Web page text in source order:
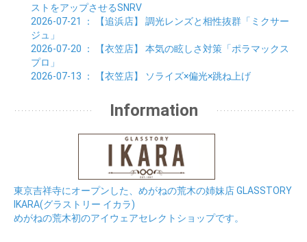
ストをアップさせるSNRV
2026-07-21
： 【追浜店】 調光レンズと相性抜群「ミクサー
ジュ」
2026-07-20 ： 【衣笠店】 本気の眩しさ対策「ポラマックス
プロ」
2026-07-13 ： 【衣笠店】 ソライズ×偏光×跳ね上げ
Information
東京吉祥寺にオープンした、めがねの荒木の姉妹店 GLASSTORY
IKARA(グラストリー イカラ)
めがねの荒木初のアイウェアセレクトショップです。